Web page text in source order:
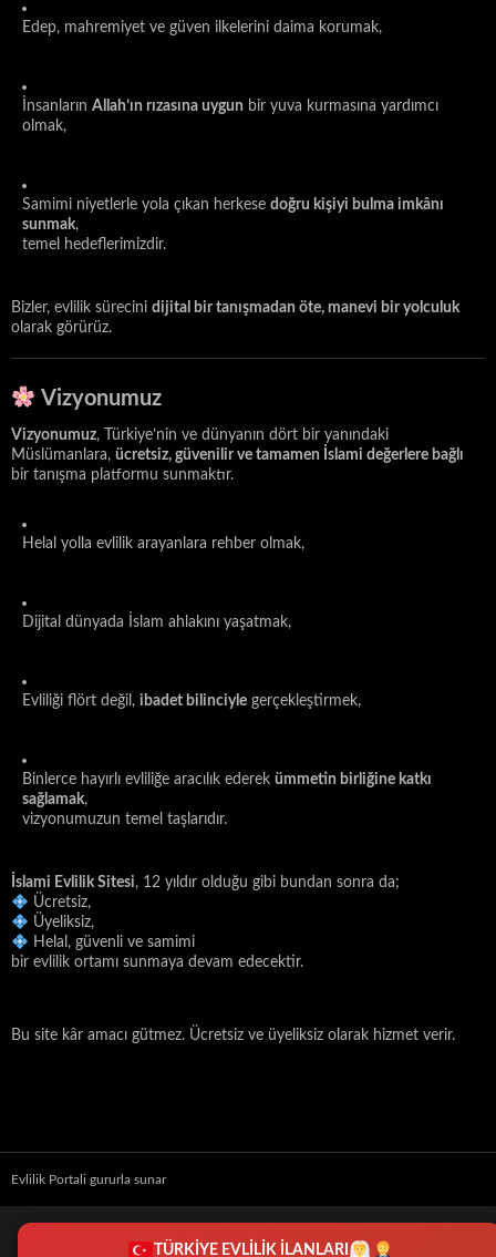
Edep, mahremiyet ve güven ilkelerini daima korumak,
İnsanların Allah’ın rızasına uygun bir yuva kurmasına yardımcı
olmak,
Samimi niyetlerle yola çıkan herkese doğru kişiyi bulma imkânı
sunmak,
temel hedeflerimizdir.
Bizler, evlilik sürecini dijital bir tanışmadan öte, manevi bir yolculuk
olarak görürüz.
Vizyonumuz
Vizyonumuz, Türkiye’nin ve dünyanın dört bir yanındaki
Müslümanlara, ücretsiz, güvenilir ve tamamen İslami değerlere bağlı
bir tanışma platformu sunmaktır.
Helal yolla evlilik arayanlara rehber olmak,
Dijital dünyada İslam ahlakını yaşatmak,
Evliliği flört değil, ibadet bilinciyle gerçekleştirmek,
Binlerce hayırlı evliliğe aracılık ederek ümmetin birliğine katkı
sağlamak,
vizyonumuzun temel taşlarıdır.
İslami Evlilik Sitesi, 12 yıldır olduğu gibi bundan sonra da;
Ücretsiz,
Üyeliksiz,
Helal, güvenli ve samimi
bir evlilik ortamı sunmaya devam edecektir.
Bu site kâr amacı gütmez. Ücretsiz ve üyeliksiz olarak hizmet verir.
Evlilik Portali gururla sunar
TÜRKİYE EVLİLİK İLANLARI